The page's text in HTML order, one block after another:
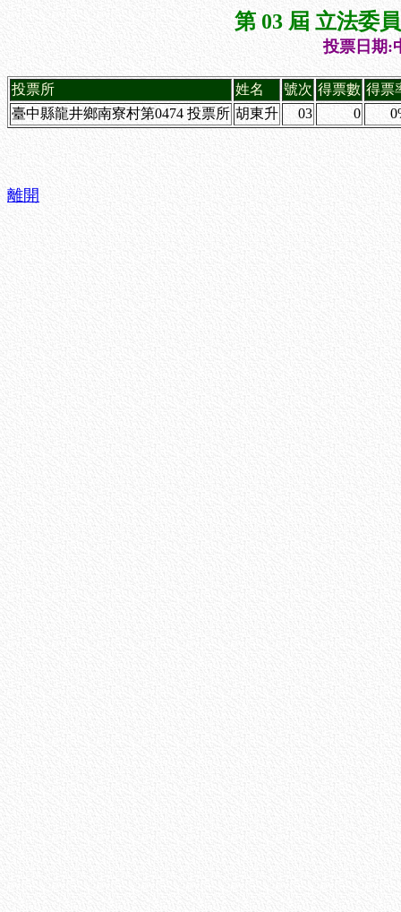
第 03 屆 立法委
投票日期:
投票所 姓名 號次 得票數 得票
臺中縣龍井鄉南寮村第0474 投票所 胡東升 03 0
離開